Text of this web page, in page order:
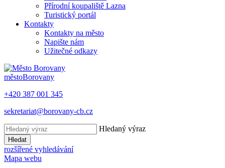
Přírodní koupaliště Lazna
Turistický portál
Kontakty
Kontakty na město
Napište nám
Užitečné odkazy
městoBorovany
+420 387 001 345
sekretariat@borovany-cb.cz
Hledaný výraz
Hledat
rozšířené vyhledávání
Mapa webu